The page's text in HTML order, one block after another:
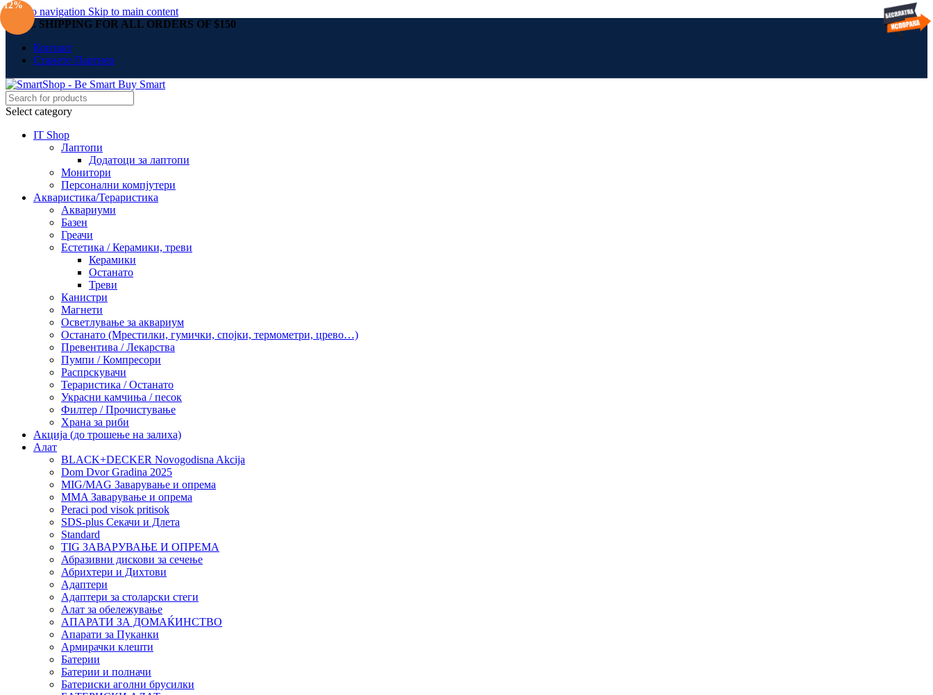
Skip to navigation Skip to main content
FREE SHIPPING FOR ALL ORDERS OF $150
Контакт
Станете Партнер
Select category
IT Shop
Лаптопи
Додатоци за лаптопи
Монитори
Персонални компјутери
Акваристика/Тераристика
Аквариуми
Базен
Греачи
Естетика / Керамики, треви
Керамики
Останато
Треви
Канистри
Магнети
Осветлување за аквариум
Останато (Мрестилки, гумички, спојки, термометри, црево…)
Превентива / Лекарства
Пумпи / Компресори
Распрскувачи
Тераристика / Останато
Украсни камчиња / песок
Филтер / Прочистување
Храна за риби
Акција (до трошење на залиха)
Алат
BLACK+DECKER Novogodisna Akcija
Dom Dvor Gradina 2025
MIG/MAG Заварување и опрема
MMA Заварување и опрема
Peraci pod visok pritisok
SDS-plus Секачи и Длета
Standard
TIG ЗАВАРУВАЊЕ И ОПРЕМА
Абразивни дискови за сечење
Абрихтери и Дихтови
Адаптери
Адаптери за столарски стеги
Алат за обележување
АПАРАТИ ЗА ДОМАЌИНСТВО
Апарати за Пуканки
Армирачки клешти
Батерии
Батерии и полначи
Батериски аголни брусилки
-12%